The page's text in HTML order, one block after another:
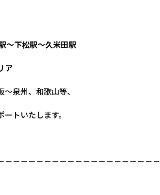
下松駅～久米田駅
ア
泉州、和歌山等、
トいたします。
－－－－－－－－－－－－－－－－－－－